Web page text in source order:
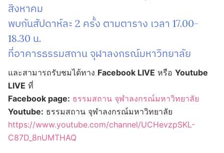
สิงหาคม
พบกันสัปดาห์ละ 2 ครั้ง ตามตาราง เวลา 17.00-
18.30 น.
ที่อาคารธรรมสถาน จุฬาลงกรณ์มหาวิทยาลัย
และสามารถรับชมได้ทาง Facebook LIVE หรือ Youtube
LIVE ที่
Facebook page: ธรรมสถาน จุฬาลงกรณ์มหาวิทยาลัย
Youtube: ธรรมสถาน จุฬาลงกรณ์มหาวิทยาลัย
https://www.youtube.com/channel/UCHevzpSKL-
C87D_8nUMTHAQ